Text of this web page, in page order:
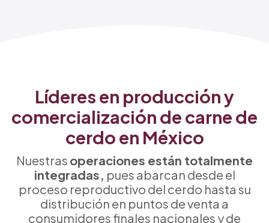
Líderes en producción y
comercialización de carne de
cerdo en México
Nuestras operaciones están totalmente
integradas, pues abarcan desde el
proceso reproductivo del cerdo hasta su
distribución en puntos de venta a
consumidores finales nacionales y de